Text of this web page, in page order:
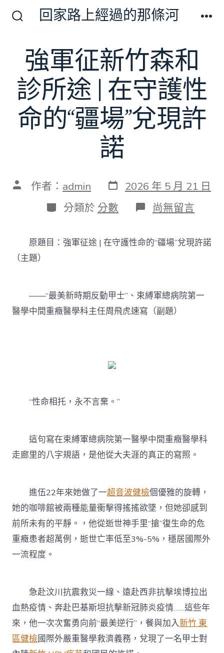
切
換
開
關
回家路上經過的那條河
強軍征新竹森和
診所途 | 在守護性
命的“疆場”兌現許
諾
文 作者： admin 發
表
日
期
2026 年 5 月 21 日
分
類
分類於 分數 在
〈強
征
新
診
所
途
|
諾〉
中
尚無留言
原題目：強軍征途 | 在守護性命的“疆場”兌現許諾
（主題）
——“最美新時期反動甲士”、束縛軍總病院第一
醫學中間重癥醫學科主任周飛虎速寫（副題）
“性命相托，永不言棄。”
這句寫在束縛軍總病院第一醫學中間重癥醫學科
走廊里的八字規語，是他從大夫涯的真正的寫照。
進伍22年來她做了一超音波健檢個優雅的旋轉，
她的咖啡館被兩種能量衝擊得搖搖欲墜，但她卻感到
前所未有的平靜。，他從逝世神手里“搶”復生命的危
重癥患者超萬例，逝世亡率低至3%-5%，穩居國際外
一流程度。
急赴汶川抗震救災一線、遠赴西非抗擊埃博拉出
血熱疫情、奔赴巴基斯坦抗擊新冠肺炎疫情……這些年
來，他一次次奮勇向前“最美逆行”，餐與加入新竹 東
區健檢國際外嚴重醫學救濟義務，兌現了一名甲士對